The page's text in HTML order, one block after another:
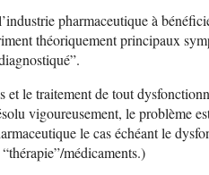
pharmaceutique à
théoriquement principaux
et le traitement de tout
vigoureusement, le problème
le cas échéant le
médicaments.)